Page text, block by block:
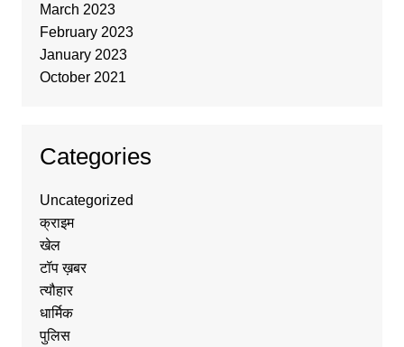
March 2023
February 2023
January 2023
October 2021
Categories
Uncategorized
क्राइम
खेल
टॉप ख़बर
त्यौहार
धार्मिक
पुलिस